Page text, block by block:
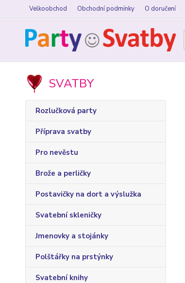
Velkoobchod Obchodní podmínky O doručení
SVATBY
Rozlučková party
Příprava svatby
Pro nevěstu
Brože a perličky
Postavičky na dort a výslužka
Svatební skleničky
Jmenovky a stojánky
Polštářky na prstýnky
Svatební knihy